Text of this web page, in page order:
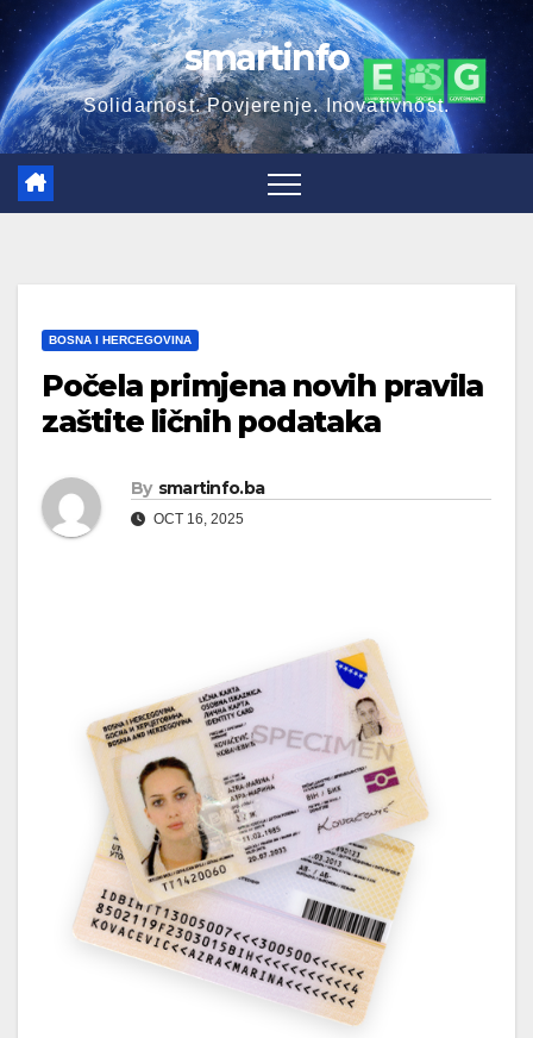
Skip
to
content
smartinfo
Solidarnost. Povjerenje. Inovativnost.
BOSNA I HERCEGOVINA
Počela primjena novih pravila
zaštite ličnih podataka
By smartinfo.ba
OCT 16, 2025